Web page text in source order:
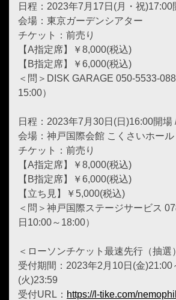
日程：2023年7月17日(月・祝)17:00
会場：東京ガーデンシアター
チケット：前売り
【A指定席】￥8,000(税込)
【B指定席】￥6,000(税込)
＜問＞DISK GARAGE 050-5533-
15:00）
日程：2023年7月30日(日)16:00開場
会場：神戸国際会館 こくさいホール
チケット：前売り
【A指定席】￥8,000(税込)
【B指定席】￥6,000(税込)
【立ち見】￥5,000(税込)
＜問＞神戸国際ステージサービス
日10:00～18:00）
＜ローソンチケット最速先行（抽選
受付期間：2023年2月10日(金)21:00
(火)23:59
受付URL： https://l-tike.com/